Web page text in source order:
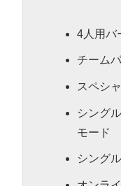
4人用バ
チーム
スペシ
シング
モード
シング